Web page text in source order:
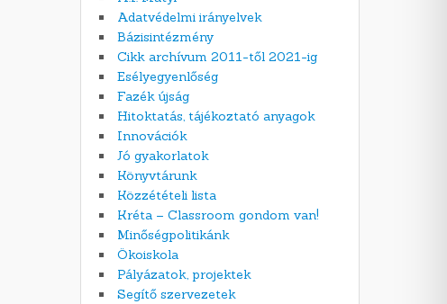
Adatvédelmi irányelvek
Bázisintézmény
Cikk archívum 2011-től 2021-ig
Esélyegyenlőség
Fazék újság
Hitoktatás, tájékoztató anyagok
Innovációk
Jó gyakorlatok
Könyvtárunk
Közzétételi lista
Kréta – Classroom gondom van!
Minőségpolitikánk
Ökoiskola
Pályázatok, projektek
Segítő szervezetek